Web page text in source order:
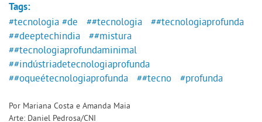
Tags:
#tecnologia #de ##tecnologia
##tecnologiaprofunda
##deeptechindia
##mistura
##tecnologiaprofundaminimal
##indústriadetecnologiaprofunda
##oqueétecnologiaprofunda
##tecno #profunda
Por Mariana Costa e Amanda Maia
Arte: Daniel Pedrosa/CNI